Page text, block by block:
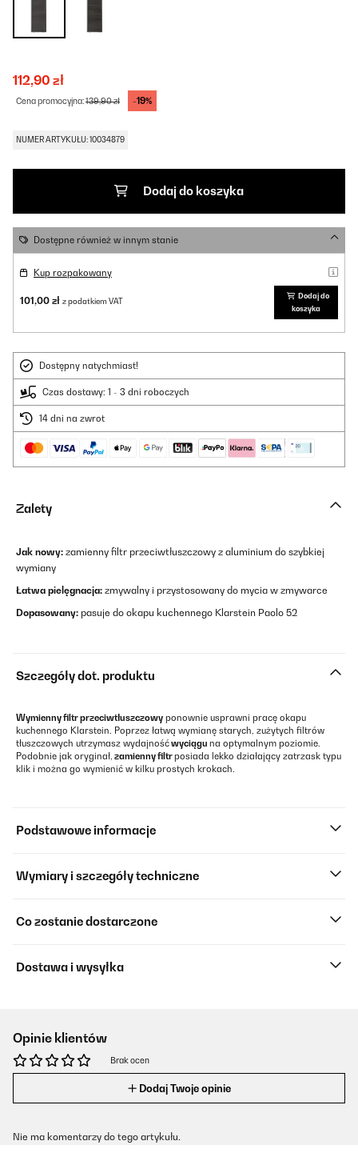
112,90 zł
Cena promocyjna:139,90 zł -19%
NUMER ARTYKUŁU: 10034879
Dodaj do koszyka
Dostępne również w innym stanie
Kup rozpakowany
101,00 zł z podatkiem VAT
Dodaj do
koszyka
Dostępny natychmiast!
Czas dostawy: 1 - 3 dni roboczych
14 dni na zwrot
Zalety
Jak nowy: zamienny filtr przeciwtłuszczowy z aluminium do szybkiej
wymiany
Łatwa pielęgnacja: zmywalny i przystosowany do mycia w zmywarce
Dopasowany: pasuje do okapu kuchennego Klarstein Paolo 52
Szczegóły dot. produktu
Wymienny filtr przeciwtłuszczowy ponownie usprawni pracę okapu
kuchennego Klarstein. Poprzez łatwą wymianę starych, zużytych filtrów
tłuszczowych utrzymasz wydajnośćwyciągu na optymalnym poziomie.
Podobnie jak oryginał, zamienny filtrposiada lekko działający zatrzask typu
klik i można go wymienić w kilku prostych krokach.
Podstawowe informacje
Wymiary i szczegóły techniczne
Co zostanie dostarczone
Dostawa i wysyłka
Opinie klientów
Brak ocen
Dodaj Twoje opinie
Nie ma komentarzy do tego artykułu.